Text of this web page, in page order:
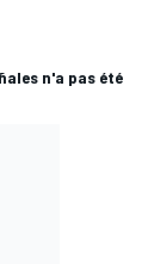
n'a pas été